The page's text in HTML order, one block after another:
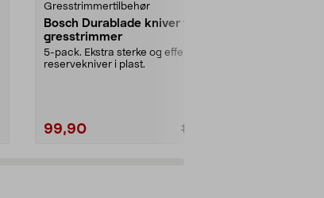
Gresstrimmertilbehør
Bosch Durablade kniver til
gresstrimmer
5-pack. Ekstra sterke og effektive
reservekniver i plast.
99,90 119,90